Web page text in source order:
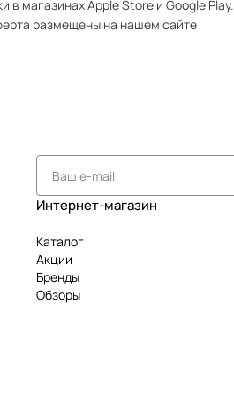
в магазинах Apple Store и Google Play.
размещены на нашем сайте
Интернет-магазин
Каталог
Акции
Бренды
Обзоры